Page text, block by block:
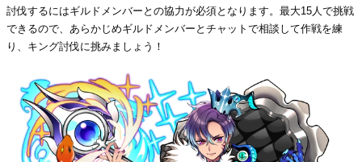
討伐するにはギルドメンバーとの協力が必須となります。最大15人で挑戦
できるので、あらかじめギルドメンバーとチャットで相談して作戦を練
り、キング討伐に挑みましょう！